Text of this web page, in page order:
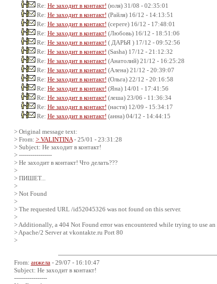
Re: Не заходит в контакт! (юля) 31/08 - 02:35:01
Re: Не заходит в контакт! (Райля) 16/12 - 14:13:51
Re: Не заходит в контакт! (сереге) 16/12 - 17:48:01
Re: Не заходит в контакт! (Любовь) 16/12 - 18:51:06
Re: Не заходит в контакт! ( ДАРЬЯ ) 17/12 - 09:52:56
Re: Не заходит в контакт! (Sasha) 17/12 - 21:12:32
Re: Не заходит в контакт! (Анатолий) 21/12 - 16:25:28
Re: Не заходит в контакт! (Алена) 21/12 - 20:39:07
Re: Не заходит в контакт! (Ольга) 22/12 - 20:16:58
Re: Не заходит в контакт! (Яна) 14/01 - 17:41:56
Re: Не заходит в контакт! (леша) 23/06 - 11:36:34
Re: Не заходит в контакт! (настя) 12/09 - 15:34:17
Re: Не заходит в контакт! (анна) 04/12 - 14:44:15
> Original message text:
> From: > VALINTINA- 25/01 - 23:31:28
> Subject: Не заходит в контакт!
> -----------------
> Не заходит в контакт! Что делать???
>
> ПИШЕТ...
>
> Not Found
>
> The requested URL /id52045326 was not found on this server.
>
> Additionally, a 404 Not Found error was encountered while trying to use
> Apache/2 Server at vkontakte.ru Port 80
>
From: анжела - 29/07 - 16:10:47
Subject: Не заходит в контакт!
-----------------